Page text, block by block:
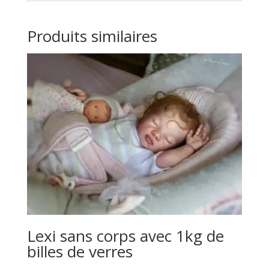
Produits similaires
Lexi sans corps avec 1kg de
billes de verres